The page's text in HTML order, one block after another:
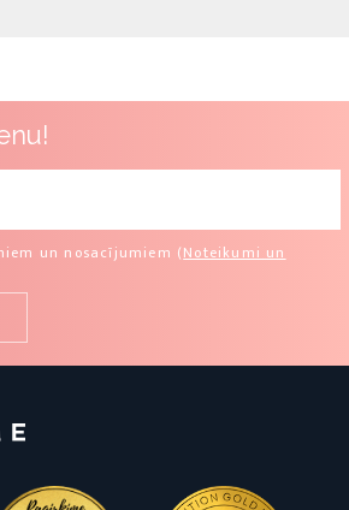
un nosacījumiem (Noteikumi un